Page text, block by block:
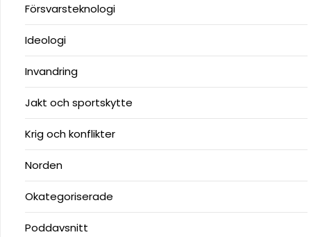
Försvarsteknologi
Ideologi
Invandring
Jakt och sportskytte
Krig och konflikter
Norden
Okategoriserade
Poddavsnitt